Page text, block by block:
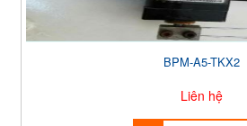
BPM-A5-TKX2
Liên hệ